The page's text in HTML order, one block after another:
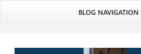
BLOG NAVIGATION